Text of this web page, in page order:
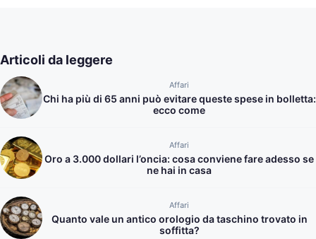
Articoli da leggere
Affari
Chi ha più di 65 anni può evitare queste spese in bolletta:
ecco come
Affari
Oro a 3.000 dollari l’oncia: cosa conviene fare adesso se
ne hai in casa
Affari
Quanto vale un antico orologio da taschino trovato in
soffitta?